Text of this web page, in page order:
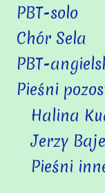
PBT-solo
Chór Sela
PBT-
Pieśni
Halina
Jerzy
Pieśni